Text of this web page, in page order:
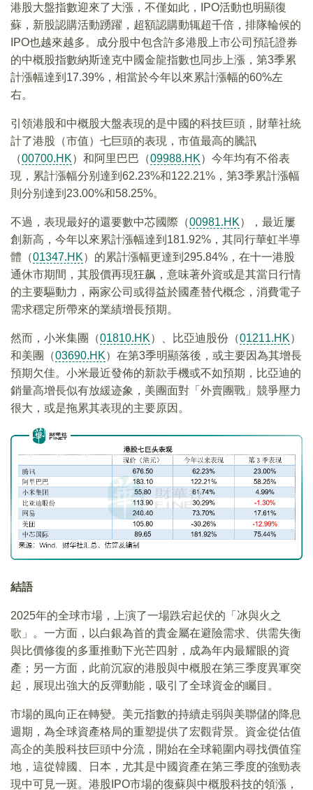
港股大盤指數迎來了大漲，不僅如此，IPO活動也明顯復
蘇，新股認購活動踴躍，超額認購動辄超千倍，排隊輪候的
IPO也越來越多。成分股中包含許多港股上市公司預託證券
的中概股指數納斯達克中國金龍指數也同步上漲，第3季累
計漲幅達到17.39%，相當於今年以來累計漲幅的60%左
右。
引領港股和中概股大盤表現的是中國的科技巨頭，財華社統
計了港股（市值）七巨頭的表現，市值最高的騰訊
（00700.HK）和阿里巴巴（09988.HK）今年均有不俗表
現，累計漲幅分别達到62.23%和122.21%，第3季累計漲幅
則分别達到23.00%和58.25%。
不過，表現最好的還要數中芯國際（00981.HK），最近屢
創新高，今年以來累計漲幅達到181.92%，其同行華虹半導
體（01347.HK）的累計漲幅更達到295.84%，在十一港股
通休市期間，其股價再現狂飙，意味著外資或是其當日行情
的主要驅動力，兩家公司或得益於國產替代概念，消費電子
需求穩定所帶來的業績增長預期。
然而，小米集團（01810.HK）、比亞迪股份（01211.HK）
和美團（03690.HK）在第3季明顯落後，或主要因為其增長
預期欠佳。小米最近發佈的新款手機或不如預期，比亞迪的
銷量高增長似有放緩迹象，美團面對「外賣團戰」競爭壓力
很大，或是拖累其表現的主要原因。
結語
2025年的全球市場，上演了一場跌宕起伏的「冰與火之
歌」。一方面，以白銀為首的貴金屬在避險需求、供需失衡
與比價修復的多重推動下光芒四射，成為年内最耀眼的資
產；另一方面，此前沉寂的港股與中概股在第三季度異軍突
起，展現出強大的反彈動能，吸引了全球資金的矚目。
市場的風向正在轉變。美元指數的持續走弱與美聯儲的降息
週期，為全球資產格局的重塑提供了宏觀背景。資金從估值
高企的美股科技巨頭中分流，開始在全球範圍内尋找價值窪
地，這從韓國、日本，尤其是中國資產在第三季度的強勁表
現中可見一斑。港股IPO市場的復蘇與中概股科技的領漲，